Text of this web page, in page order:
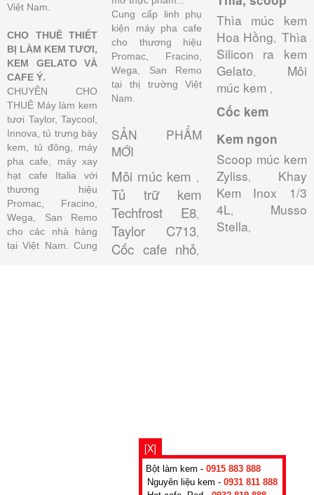
Việt Nam.
CHO THUÊ THIẾT
BỊ LÀM KEM TƯƠI,
KEM GELATO VÀ
CAFE Ý.
CHUYÊN CHO
THUÊ Máy làm kem
tươi Taylor, Taycool,
Innova, tủ trưng bày
kem, tủ đông, máy
pha cafe, máy xay
hạt cafe Italia với
thương hiệu
Promac, Fracino,
Wega, San Remo
cho các nhà hàng
tại Việt Nam. Cung
Cung cấp linh phụ
kiện máy pha cafe
cho thương hiệu
Promac, Fracino,
Wega, San Remo
tại thị trường Việt
Nam.
SẢN PHẨM
MỚI
Môi múc kem ,
Tủ trữ kem
Techfrost E8,
Taylor C713,
Cốc cafe nhỏ,
Thìa múc kem
Hoa Hồng, Thìa
Silicon ra kem
Gelato, Môi
múc kem ,
Cốc kem
Kem ngon
Scoop múc kem
Zyliss, Khay
Kem Inox 1/3
4L, Musso
Stella,
[X]
Bột làm kem - 0915 883 888
Nguyên liệu kem - 0931 811 888